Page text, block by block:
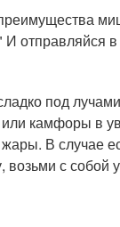
И отправляйся
под
камфоры в
В случае
возьми с